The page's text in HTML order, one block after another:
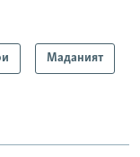
Маданият